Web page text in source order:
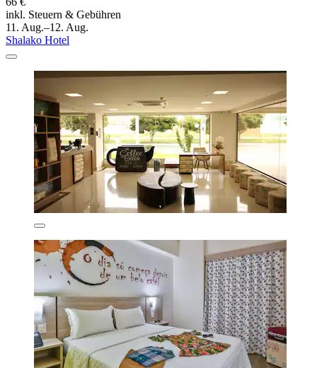
inkl. Steuern & Gebühren
11. Aug.–12. Aug.
Shalako Hotel